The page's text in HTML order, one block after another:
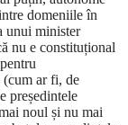
domeniile în
unui minister
nu e constituțional
(cum ar fi, de
președintele
noul și nu mai